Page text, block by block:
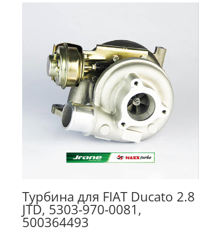
Турбина для FIAT Ducato 2.8
JTD, 5303-970-0081,
500364493